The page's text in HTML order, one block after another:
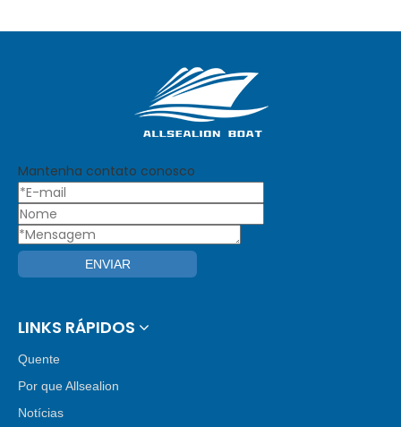
Mantenha contato conosco
ENVIAR
LINKS RÁPIDOS
Quente
Por que Allsealion
Notícias